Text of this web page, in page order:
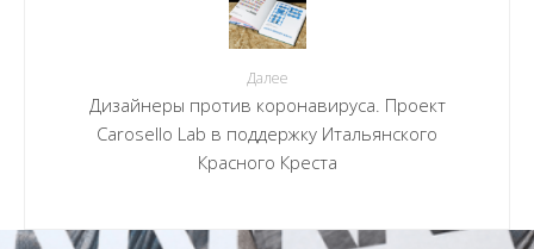
Далее
Дизайнеры против коронавируса. Проект
Carosello Lab в поддержку Итальянского
Красного Креста